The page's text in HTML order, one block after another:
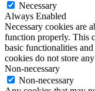
Necessary
Always Enabled
Necessary cookies are
function properly. This
basic functionalities
cookies do not store
Non-necessary
Non-necessary